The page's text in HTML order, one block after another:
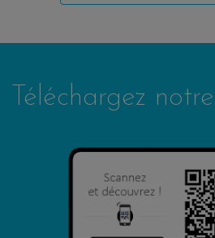
Téléchargez